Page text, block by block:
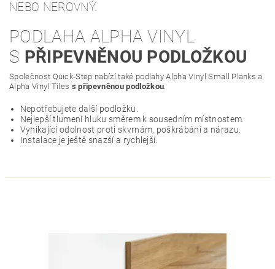
NEBO NEROVNÝ.
PODLAHA ALPHA VINYL
S PŘIPEVNĚNOU PODLOŽKOU
Společnost Quick-Step nabízí také podlahy Alpha Vinyl Small Planks a
Alpha Vinyl Tiles s připevněnou podložkou.
Nepotřebujete další podložku.
Nejlepší tlumení hluku směrem k sousedním místnostem.
Vynikající odolnost proti skvrnám, poškrábání a nárazu.
Instalace je ještě snazší a rychlejší.